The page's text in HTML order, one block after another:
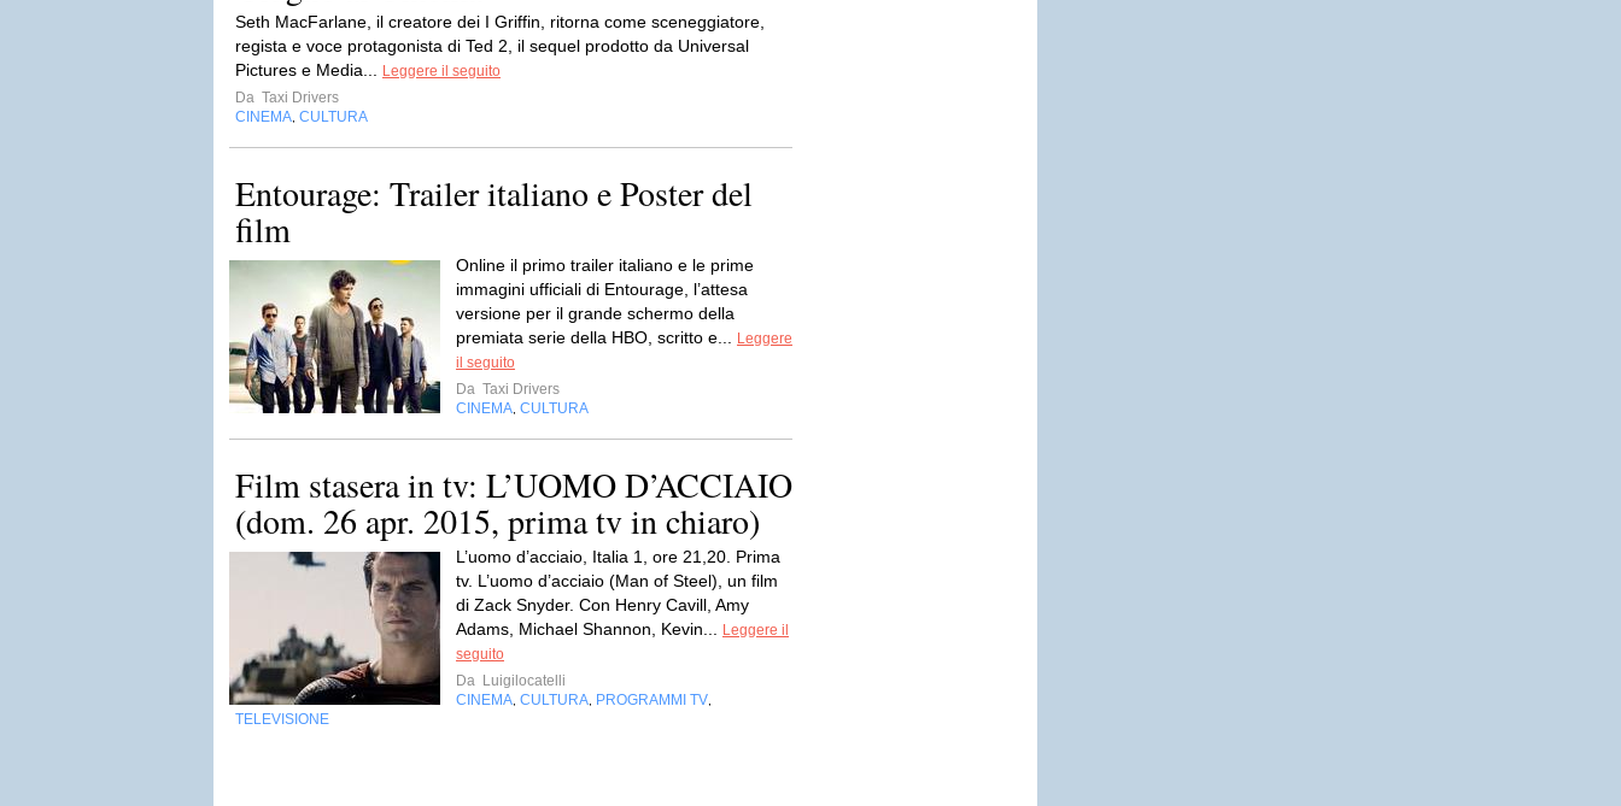
Seth MacFarlane, il creatore dei I Griffin, ritorna come sceneggiatore,
regista e voce protagonista di Ted 2, il sequel prodotto da Universal
Pictures e Media...
Leggere il seguito
Da Taxi Drivers
CINEMA CULTURA
Entourage: Trailer italiano e Poster del
film
Online il primo trailer italiano e le prime
immagini ufficiali di Entourage, l’attesa
versione per il grande schermo della
premiata serie della HBO, scritto e...
Leggere
il seguito
Da Taxi Drivers
CINEMA CULTURA
Film stasera in tv: L’UOMO D’ACCIAIO
(dom. 26 apr. 2015, prima tv in chiaro)
L’uomo d’acciaio, Italia 1, ore 21,20. Prima
tv. L’uomo d’acciaio (Man of Steel), un film
di Zack Snyder. Con Henry Cavill, Amy
Adams, Michael Shannon, Kevin...
Leggere il
seguito
Da Luigilocatelli
CINEMA CULTURA PROGRAMMI TV
TELEVISIONE